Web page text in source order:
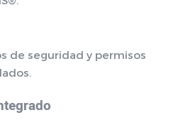
de seguridad y permisos